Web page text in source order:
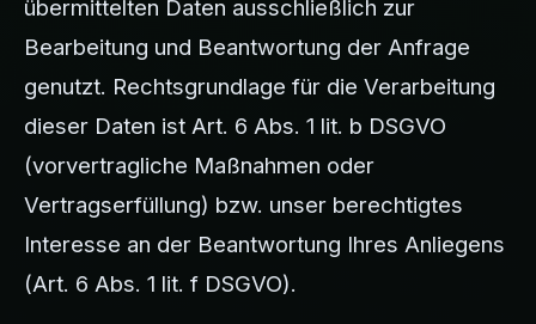
übermittelten Daten ausschließlich zur
Bearbeitung und Beantwortung der Anfrage
genutzt. Rechtsgrundlage für die Verarbeitung
dieser Daten ist Art. 6 Abs. 1 lit. b DSGVO
(vorvertragliche Maßnahmen oder
Vertragserfüllung) bzw. unser berechtigtes
Interesse an der Beantwortung Ihres Anliegens
(Art. 6 Abs. 1 lit. f DSGVO).